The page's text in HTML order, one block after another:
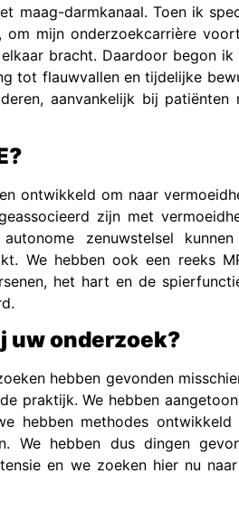
maag-darmkanaal. Toen ik
mijn onderzoekcarrière
bracht. Daardoor begon ik
tot flauwvallen en tijdelijke
aanvankelijk bij patiënten
ontwikkeld om naar
zijn met
zenuwstelsel
We hebben ook een reeks
het hart en de
uw onderzoek?
hebben gevonden
praktijk. We hebben
hebben methodes
We hebben dus dingen
en we zoeken hier nu